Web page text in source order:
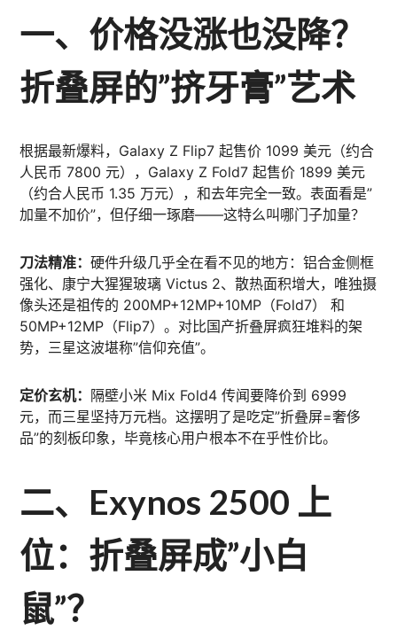
一、价格没涨也没降？
折叠屏的”挤牙膏”艺术
根据最新爆料，Galaxy Z Flip7 起售价 1099 美元（约合
人民币 7800 元），Galaxy Z Fold7 起售价 1899 美元
（约合人民币 1.35 万元），和去年完全一致。表面看是”
加量不加价”，但仔细一琢磨——这特么叫哪门子加量？
刀法精准：硬件升级几乎全在看不见的地方：铝合金侧框
强化、康宁大猩猩玻璃 Victus 2、散热面积增大，唯独摄
像头还是祖传的 200MP+12MP+10MP（Fold7） 和
50MP+12MP（Flip7）。对比国产折叠屏疯狂堆料的架
势，三星这波堪称”信仰充值”。
定价玄机： 隔壁小米 Mix Fold4 传闻要降价到 6999
元，而三星坚持万元档。这摆明了是吃定”折叠屏=奢侈
品”的刻板印象，毕竟核心用户根本不在乎性价比。
二、Exynos 2500 上
位：折叠屏成”小白
鼠”？